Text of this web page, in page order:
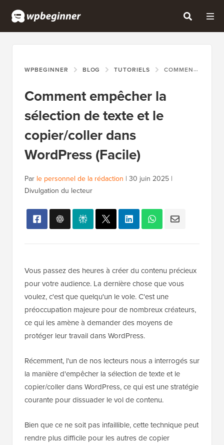
WPBEGINNER BLOG TUTORIELS COMMENT EMPÊCHER LA SÉLECTION DE TEXTE ET LE COPIER/COLLER DANS WORDPRESS (FACILE)
Comment empêcher la
sélection de texte et le
copier/coller dans
WordPress (Facile)
Par le personnel de la rédaction | 30 juin 2025 |
Divulgation du lecteur
Vous passez des heures à créer du contenu précieux
pour votre audience. La dernière chose que vous
voulez, c'est que quelqu'un le vole. C'est une
préoccupation majeure pour de nombreux créateurs,
ce qui les amène à demander des moyens de
protéger leur travail dans WordPress.
Récemment, l'un de nos lecteurs nous a interrogés sur
la manière d'empêcher la sélection de texte et le
copier/coller dans WordPress, ce qui est une stratégie
courante pour dissuader le vol de contenu.
Bien que ce ne soit pas infaillible, cette technique peut
rendre plus difficile pour les autres de copier